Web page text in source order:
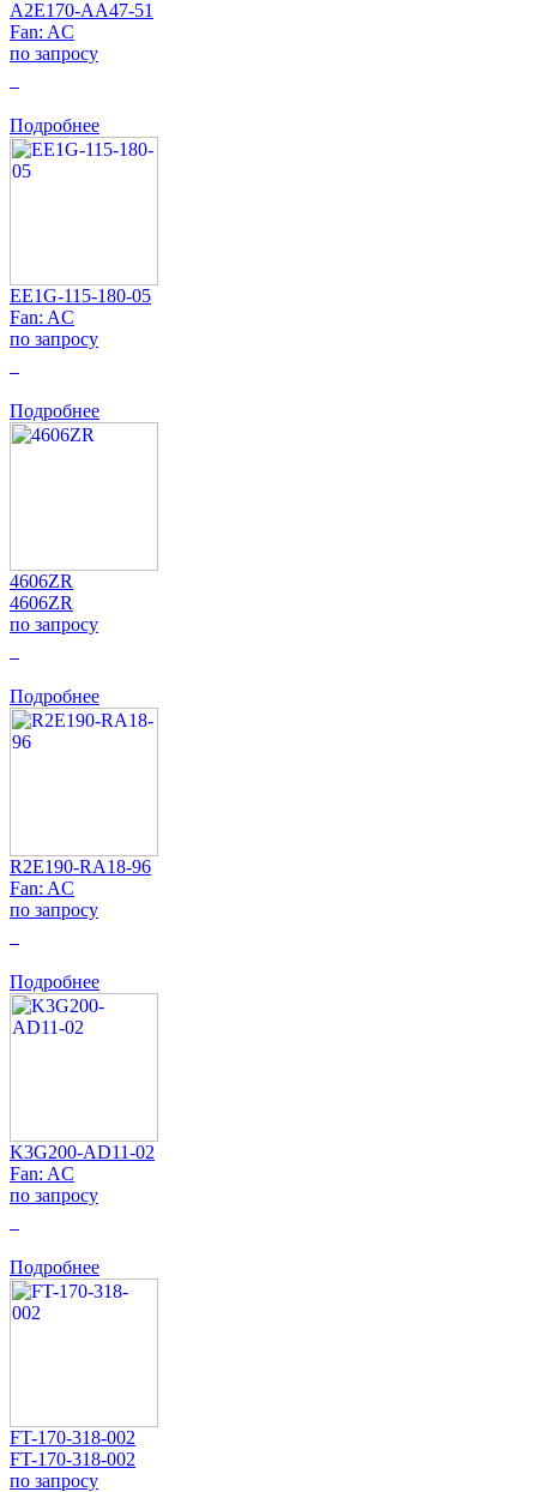
A2E170-AA47-51
Fan: AC
по запросу
Подробнее
EE1G-115-180-05
Fan: AC
по запросу
Подробнее
4606ZR
4606ZR
по запросу
Подробнее
R2E190-RA18-96
Fan: AC
по запросу
Подробнее
K3G200-AD11-02
Fan: AC
по запросу
Подробнее
FT-170-318-002
FT-170-318-002
по запросу